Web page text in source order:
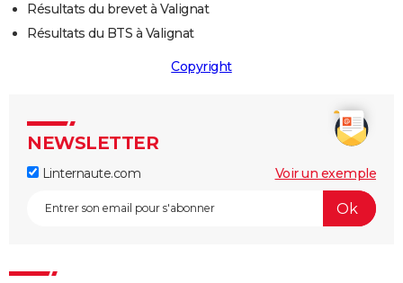
Résultats du brevet à Valignat
Résultats du BTS à Valignat
Copyright
NEWSLETTER
Linternaute.com Voir un exemple